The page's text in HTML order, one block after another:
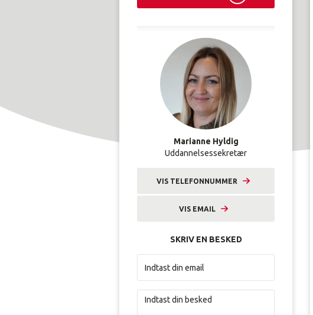
Marianne Hyldig
Uddannelsessekretær
VIS TELEFONNUMMER
9633 2601
VIS EMAIL
mhyl@amunordjylland.dk
SKRIV EN BESKED